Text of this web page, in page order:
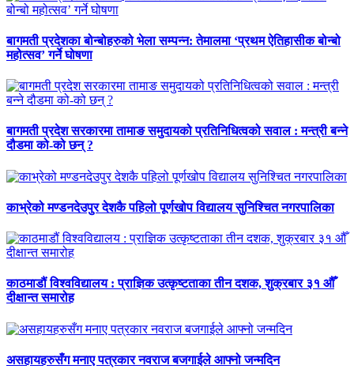
बागमती प्रदेशका बोन्बोहरुको भेला सम्पन्न: तेमालमा ‘प्रथम ऐतिहासीक बोन्बो
महोत्सव’ गर्ने घोषणा
बागमती प्रदेश सरकारमा तामाङ समुदायको प्रतिनिधित्वको सवाल : मन्त्री बन्ने
दौडमा को‐को छन् ?
काभ्रेको मण्डनदेउपुर देशकै पहिलो पूर्णखोप विद्यालय सुनिश्चित नगरपालिका
काठमाडौं विश्वविद्यालय : प्राज्ञिक उत्कृष्टताका तीन दशक, शुक्रबार ३१ औँ
दीक्षान्त समारोह
असहायहरुसँग मनाए पत्रकार नवराज बजगाईले आफ्नो जन्मदिन